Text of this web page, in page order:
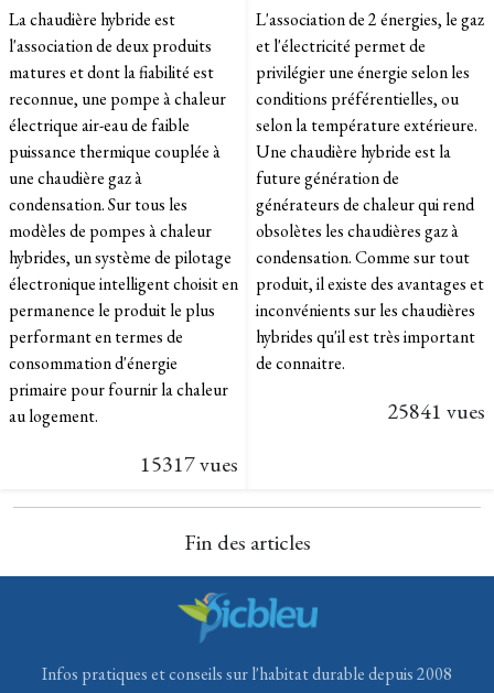
La chaudière hybride est
l'association de deux produits
matures et dont la fiabilité est
reconnue, une pompe à chaleur
électrique air-eau de faible
puissance thermique couplée à
une chaudière gaz à
condensation. Sur tous les
modèles de pompes à chaleur
hybrides, un système de pilotage
électronique intelligent choisit en
permanence le produit le plus
performant en termes de
consommation d'énergie
primaire pour fournir la chaleur
au logement.
15317 vues
L'association de 2 énergies, le gaz
et l'électricité permet de
privilégier une énergie selon les
conditions préférentielles, ou
selon la température extérieure.
Une chaudière hybride est la
future génération de
générateurs de chaleur qui rend
obsolètes les chaudières gaz à
condensation. Comme sur tout
produit, il existe des avantages et
inconvénients sur les chaudières
hybrides qu'il est très important
de connaitre.
25841 vues
Fin des articles
Infos pratiques et conseils sur l'habitat durable depuis 2008